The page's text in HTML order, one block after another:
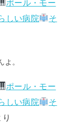
ポール・モー
しい病院
そ
。
ポール・モー
しい病院
そ
り